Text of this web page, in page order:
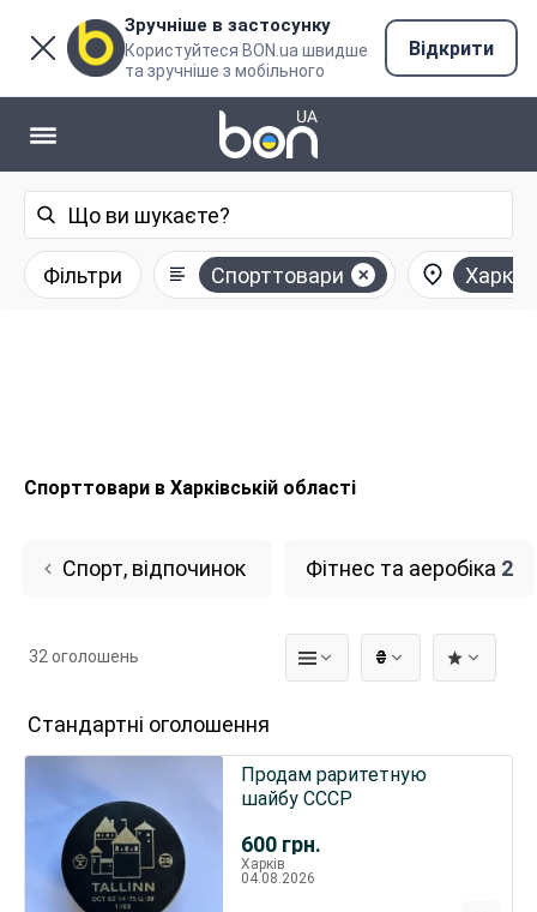
Зручніше в застосунку
Користуйтеся BON.ua швидше
та зручніше з мобільного
Відкрити
Фільтри Спорттовари
Спорттовари в Харківській області
Спорт, відпочинок Фітнес та аеробіка 2
₴
32 оголошень
Стандартні оголошення
600 грн.
Продам раритетную
шайбу СССР
Харків
04.08.2026